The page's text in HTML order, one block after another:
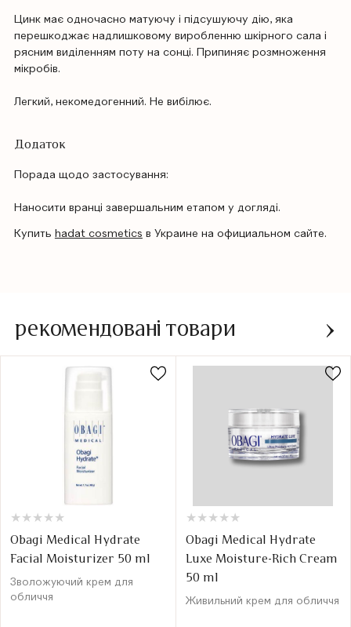
Цинк має одночасно матуючу і підсушуючу дію, яка
перешкоджає надлишковому виробленню шкірного сала і
рясним виділенням поту на сонці. Припиняє розмноження
мікробів.
Легкий, некомедогенний. Не вибілює.
Додаток
Порада щодо застосування:
Наносити вранці завершальним етапом у догляді.
Купить hadat cosmetics в Украине на официальном сайте.
рекомендовані товари
★
★ ★
★ ★
★ ★
★ ★
★
Obagi Medical Hydrate
Facial Moisturizer 50 ml
Зволожуючий крем для
обличчя
★
★ ★
★ ★
★ ★
★ ★
★
Obagi Medical Hydrate
Luxe Moisture-Rich Cream
50 ml
Живильний крем для обличчя